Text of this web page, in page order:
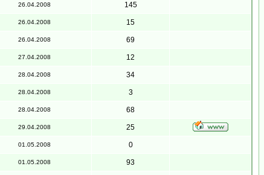
26.04.2008 145
26.04.2008 15
26.04.2008 69
27.04.2008 12
28.04.2008 34
28.04.2008 3
28.04.2008 68
29.04.2008 25
01.05.2008 0
01.05.2008 93